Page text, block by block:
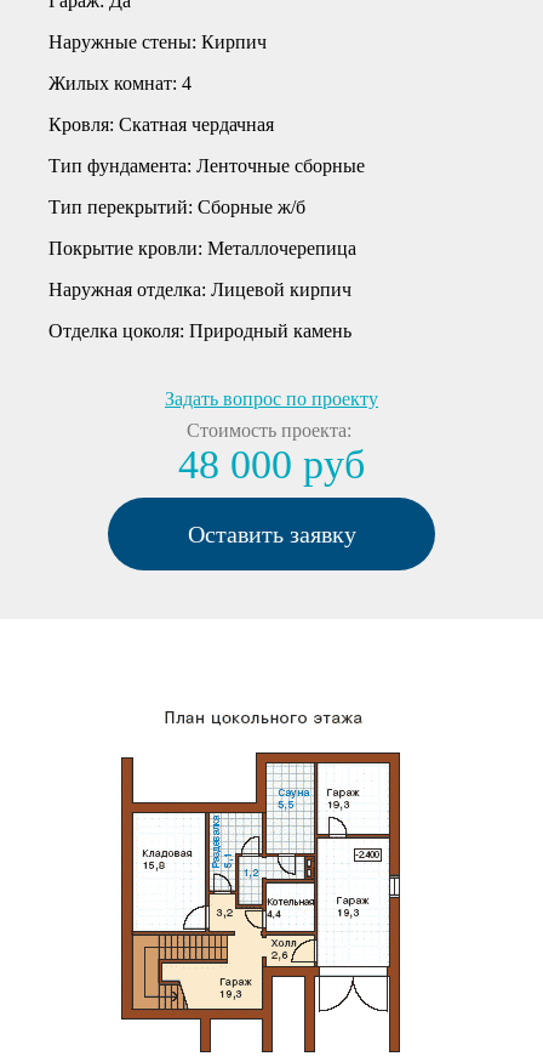
Наружные стены: Кирпич
Жилых комнат: 4
Кровля: Скатная чердачная
Тип фундамента: Ленточные сборные
Тип перекрытий: Сборные ж/б
Покрытие кровли: Металлочерепица
Наружная отделка: Лицевой кирпич
Отделка цоколя: Природный камень
Задать вопрос по проекту
Стоимость проекта:
48 000 руб
Оставить заявку